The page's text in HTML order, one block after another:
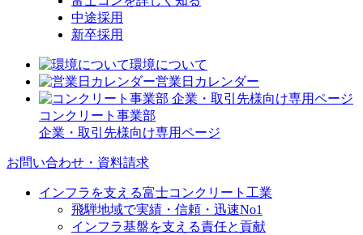
中途採用
新卒採用
環境について
営業日カレンダー
コンクリート事業部
企業・取引先様向け専用ページ
お問い合わせ・資料請求
インフラを支える富士コンクリート工業
飛騨地域で実績・信頼・迅速No1
インフラ基盤を支える責任と貢献